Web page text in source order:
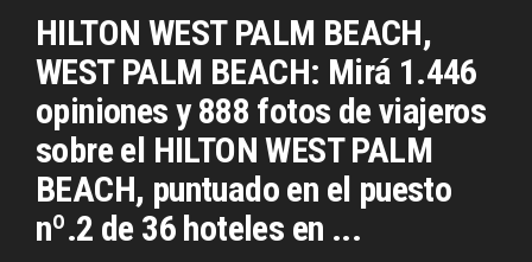
HILTON WEST PALM BEACH,
WEST PALM BEACH: Mirá 1.446
opiniones y 888 fotos de viajeros
sobre el HILTON WEST PALM
BEACH, puntuado en el puesto
nº.2 de 36 hoteles en ...